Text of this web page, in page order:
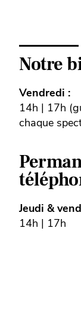
Notre
Vendredi :
14h | 17h
chaque
Jeudi &
14h | 17h